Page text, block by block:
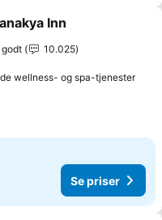
favoritter
Inn
10.025
wellness- og spa-tjenester
Se priser